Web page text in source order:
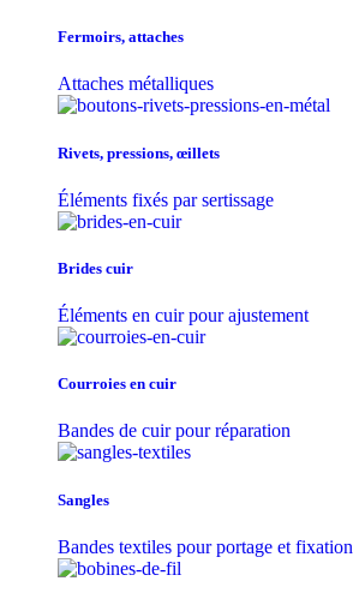
Fermoirs, attaches
Attaches métalliques
Rivets, pressions, œillets
Éléments fixés par sertissage
Brides cuir
Éléments en cuir pour ajustement
Courroies en cuir
Bandes de cuir pour réparation
Sangles
Bandes textiles pour portage et fixation